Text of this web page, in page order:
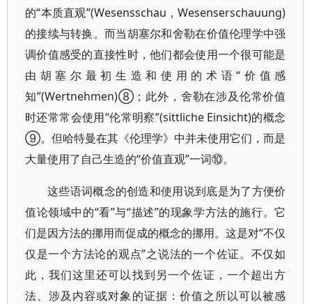
的“本质直观”(Wesensschau，Wesenserschauung)
的接续与转换。而当胡塞尔和舍勒在价值伦理学中强
调价值感受的直接性时，他们都会使用一个很可能是
由胡塞尔最初生造和使用的术语“价值感
知”(Wertnehmen)⑧；此外，舍勒在涉及伦常价值
时还常常会使用“伦常明察”(sittliche Einsicht)的概念
⑨。但哈特曼在其《伦理学》中并未使用它们，而是
大量使用了自己生造的“价值直观”一词⑩。
这些语词概念的创造和使用说到底是为了方便价
值论领域中的“看”与“描述”的现象学方法的施行。它
们是因方法的挪用而促成的概念的挪用。这是对“不仅
仅是一个方法论的观点”之说法的一个佐证。不仅如
此，我们这里还可以找到另一个佐证，一个超出方
法、涉及内容或对象的证据：价值之所以可以被感